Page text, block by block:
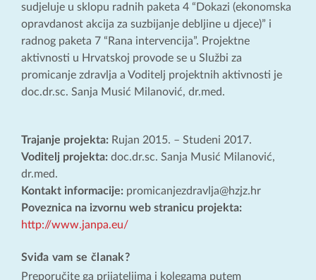
sudjeluje u sklopu radnih paketa 4 “Dokazi (ekonomska
opravdanost akcija za suzbijanje debljine u djece)” i
radnog paketa 7 “Rana intervencija”. Projektne
aktivnosti u Hrvatskoj provode se u Službi za
promicanje zdravlja a Voditelj projektnih aktivnosti je
doc.dr.sc. Sanja Musić Milanović, dr.med.
Trajanje projekta: Rujan 2015. – Studeni 2017.
Voditelj projekta: doc.dr.sc. Sanja Musić Milanović,
dr.med.
Kontakt informacije: promicanjezdravlja@hzjz.hr
Poveznica na izvornu web stranicu projekta:
http://www.janpa.eu/
Sviđa vam se članak?
Preporučite ga prijateljima i kolegama putem